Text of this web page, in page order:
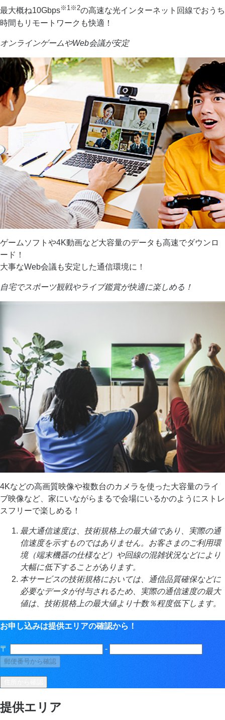
最大概ね10Gbps※1※2の高速な光インターネット回線でおうち
時間もリモートワークも快適！
オンラインゲームやWeb会議が安定
ゲームソフトや4K動画など大容量のデータも高速でダウンロ
ード！
大事なWeb会議も安定した通信環境に！
自宅でスポーツ観戦やライブ鑑賞が快適に楽しめる！
4Kなどの高画質映像や複数台のカメラを使った大容量のライ
ブ映像など、家にいながらまるで会場にいるかのようにストレ
スフリーで楽しめる！
最大通信速度は、技術規格上の最大値であり、実際の通
信速度を示すものではありません。お客さまのご利用環
境（端末機器の仕様など）や回線の混雑状況などにより
大幅に低下することがあります。
本サービスの技術規格においては、通信品質確保などに
必要なデータが付与されるため、実際の通信速度の最大
値は、技術規格上の最大値より十数％程度低下します。
お申し込みは提供エリアの確認から！
〒 -
郵便番号から確認
提供エリア